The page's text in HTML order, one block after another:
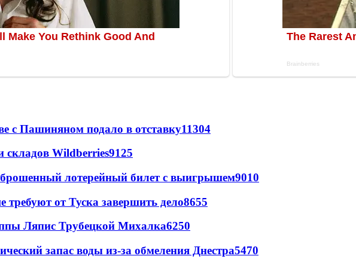
с Пашиняном подало в отставку11304
складов Wildberries9125
лотерейный билет с выигрышем9010
от Туска завершить дело8655
Ляпис Трубецкой Михалка6250
запас воды из-за обмеления Днестра5470